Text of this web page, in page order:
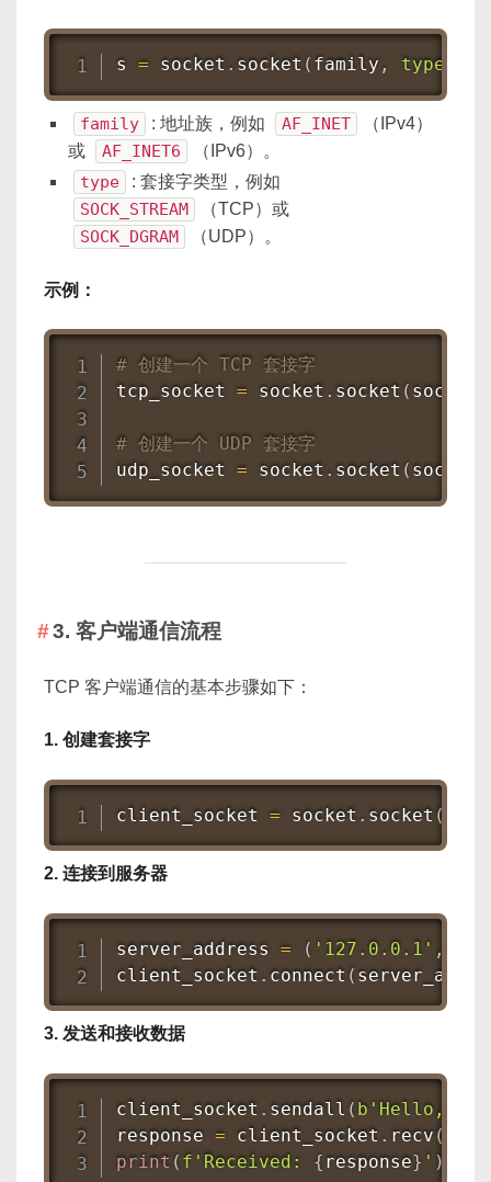
s = socket . socket ( family , type
family : 地址族，例如 AF_INET
（IPv4）
或
AF_INET6 （IPv6）。
type : 套接字类型，例如
SOCK_STREAM （TCP）或
SOCK_DGRAM （UDP）。
示例：
# 创建一个 TCP 套接字
tcp_socket = socket . socket ( socket
# 创建一个 UDP 套接字
udp_socket = socket . socket ( socket
3. 客户端通信流程
TCP 客户端通信的基本步骤如下：
1. 创建套接字
client_socket = socket . socket (
2. 连接到服务器
server_address = ( '127.0.0.1' ,
client_socket . connect (
3. 发送和接收数据
client_socket . sendall ( b'Hello,
response = client_socket . recv (
print ( f'Received: { response} ' )